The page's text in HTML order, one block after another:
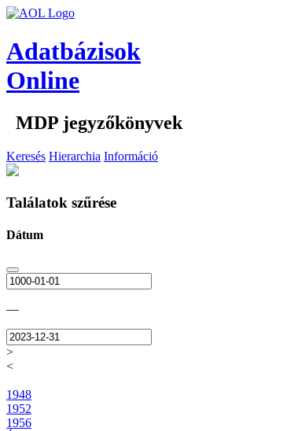
Adatbázisok
Online
MDP jegyzőkönyvek
Keresés Hierarchia Információ
Találatok szűrése
Dátum
—
>
<
1948
1952
1956